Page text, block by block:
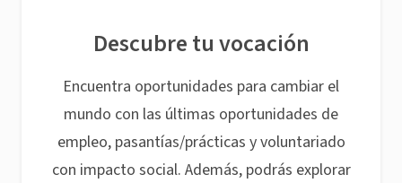
Descubre tu vocación
Encuentra oportunidades para cambiar el
mundo con las últimas oportunidades de
empleo, pasantías/prácticas y voluntariado
con impacto social. Además, podrás explorar